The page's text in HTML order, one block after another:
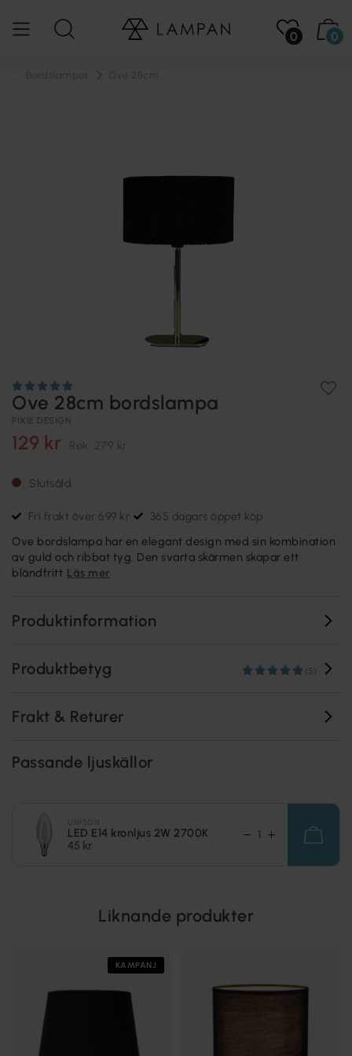
0 0
Ove 28cm bordslampa
PIXIE DESIGN
129 kr Rek. 279 kr
Slutsåld
Fri frakt över 699 kr 365 dagars öppet köp
Ove bordslampa har en elegant design med sin kombination
av guld och ribbat tyg. Den svarta skärmen skapar ett
bländfritt Läs mer
Produktinformation
Produktbetyg (5)
Frakt & Returer
Passande ljuskällor
LED E14 kronljus 2W 2700K
45 kr
Liknande produkter
KAMPANJ